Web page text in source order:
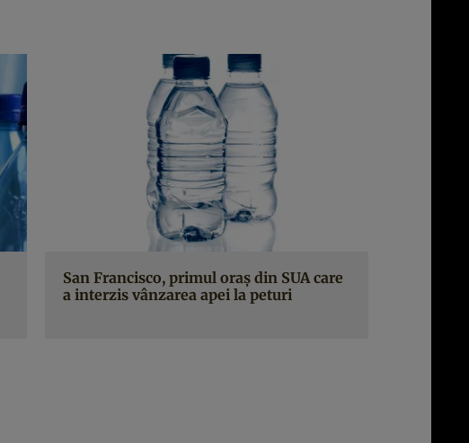
San Francisco, primul oraş din SUA care
a interzis vânzarea apei la peturi